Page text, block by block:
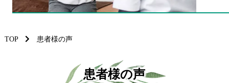
TOP 患者様の声
患者様の声